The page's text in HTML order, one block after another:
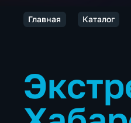
Главная Каталог